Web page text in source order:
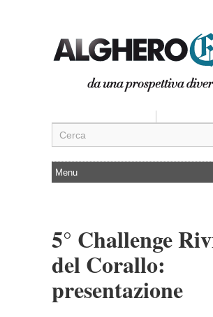
5° Challenge
del Corallo:
presentazione